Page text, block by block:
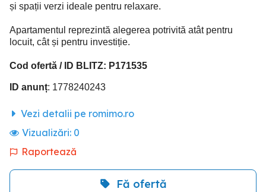
și spații verzi ideale pentru relaxare.
Apartamentul reprezintă alegerea potrivită atât pentru
locuit, cât și pentru investiție.
Cod ofertă / ID BLITZ: P171535
ID anunț: 1778240243
Vezi detalii pe romimo.ro
Vizualizări: 0
Raportează
Fă ofertă